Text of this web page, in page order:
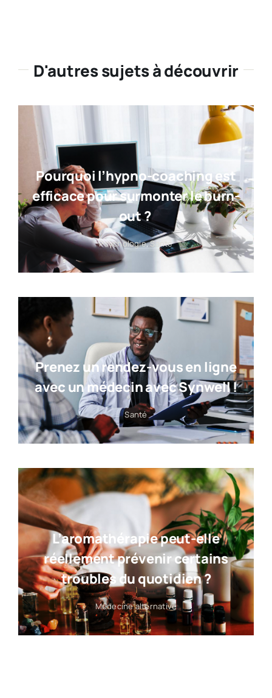
D'autres sujets à découvrir
Pourquoi l’hypno-coaching est
efficace pour surmonter le burn-
out ?
Psychologie,Santé
Prenez un rendez-vous en ligne
avec un médecin avec Synwell !
Santé
L’aromathérapie peut-elle
réellement prévenir certains
troubles du quotidien ?
Médecine alternative